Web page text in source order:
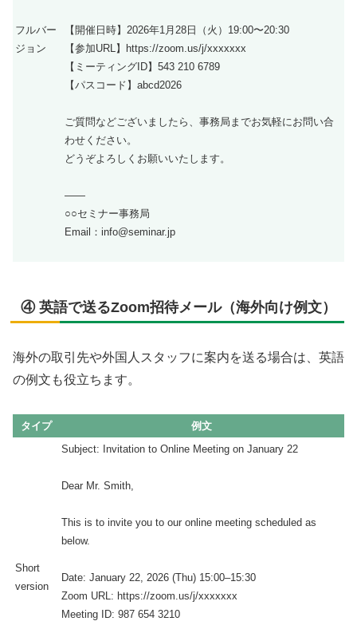
フルバー
ジョン
【開催日時】2026年1月28日（火）19:00〜20:30
【参加URL】https://zoom.us/j/xxxxxxx
【ミーティングID】543 210 6789
【パスコード】abcd2026
ご質問などございましたら、事務局までお気軽にお問い合
わせください。
どうぞよろしくお願いいたします。
——
○○セミナー事務局
Email：info@seminar.jp
④ 英語で送るZoom招待メール（海外向け例文）
海外の取引先や外国人スタッフに案内を送る場合は、英語
の例文も役立ちます。
タイプ 例文
Short
version
Subject: Invitation to Online Meeting on January 22
Dear Mr. Smith,
This is to invite you to our online meeting scheduled as
below.
Date: January 22, 2026 (Thu) 15:00–15:30
Zoom URL: https://zoom.us/j/xxxxxxx
Meeting ID: 987 654 3210